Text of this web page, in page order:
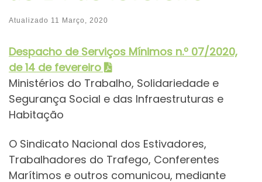
Atualizado 11 Março, 2020
Despacho de Serviços Mínimos n.º 07/2020,
de 14 de fevereiro
Ministérios do Trabalho, Solidariedade e
Segurança Social e das Infraestruturas e
Habitação
O Sindicato Nacional dos Estivadores,
Trabalhadores do Trafego, Conferentes
Marítimos e outros comunicou, mediante